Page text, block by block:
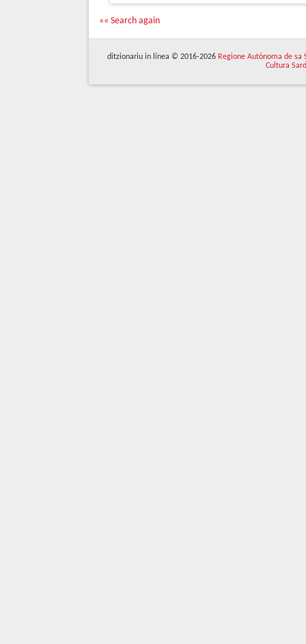
«« Search again
ditzionariu in línea © 2016-2026 Regione Autònoma de sa
Cultura